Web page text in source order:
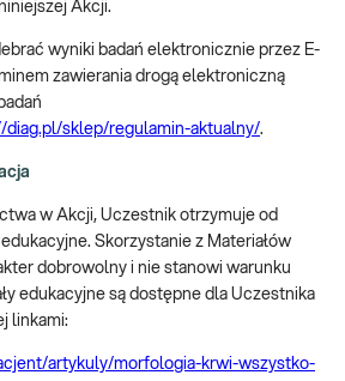
Akcji.
wyniki badań elektronicznie przez E-
zawierania drogą elektroniczną
diag.pl/sklep/regulamin-aktualny/.
w Akcji, Uczestnik otrzymuje od
Skorzystanie z Materiałów
dobrowolny i nie stanowi warunku
edukacyjne są dostępne dla Uczestnika
linkami:
artykuly/morfologia-krwi-wszystko-